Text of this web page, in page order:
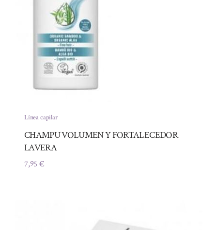
Línea capilar
CHAMPU VOLUMEN Y FORTALECEDOR
LAVERA
7,95€